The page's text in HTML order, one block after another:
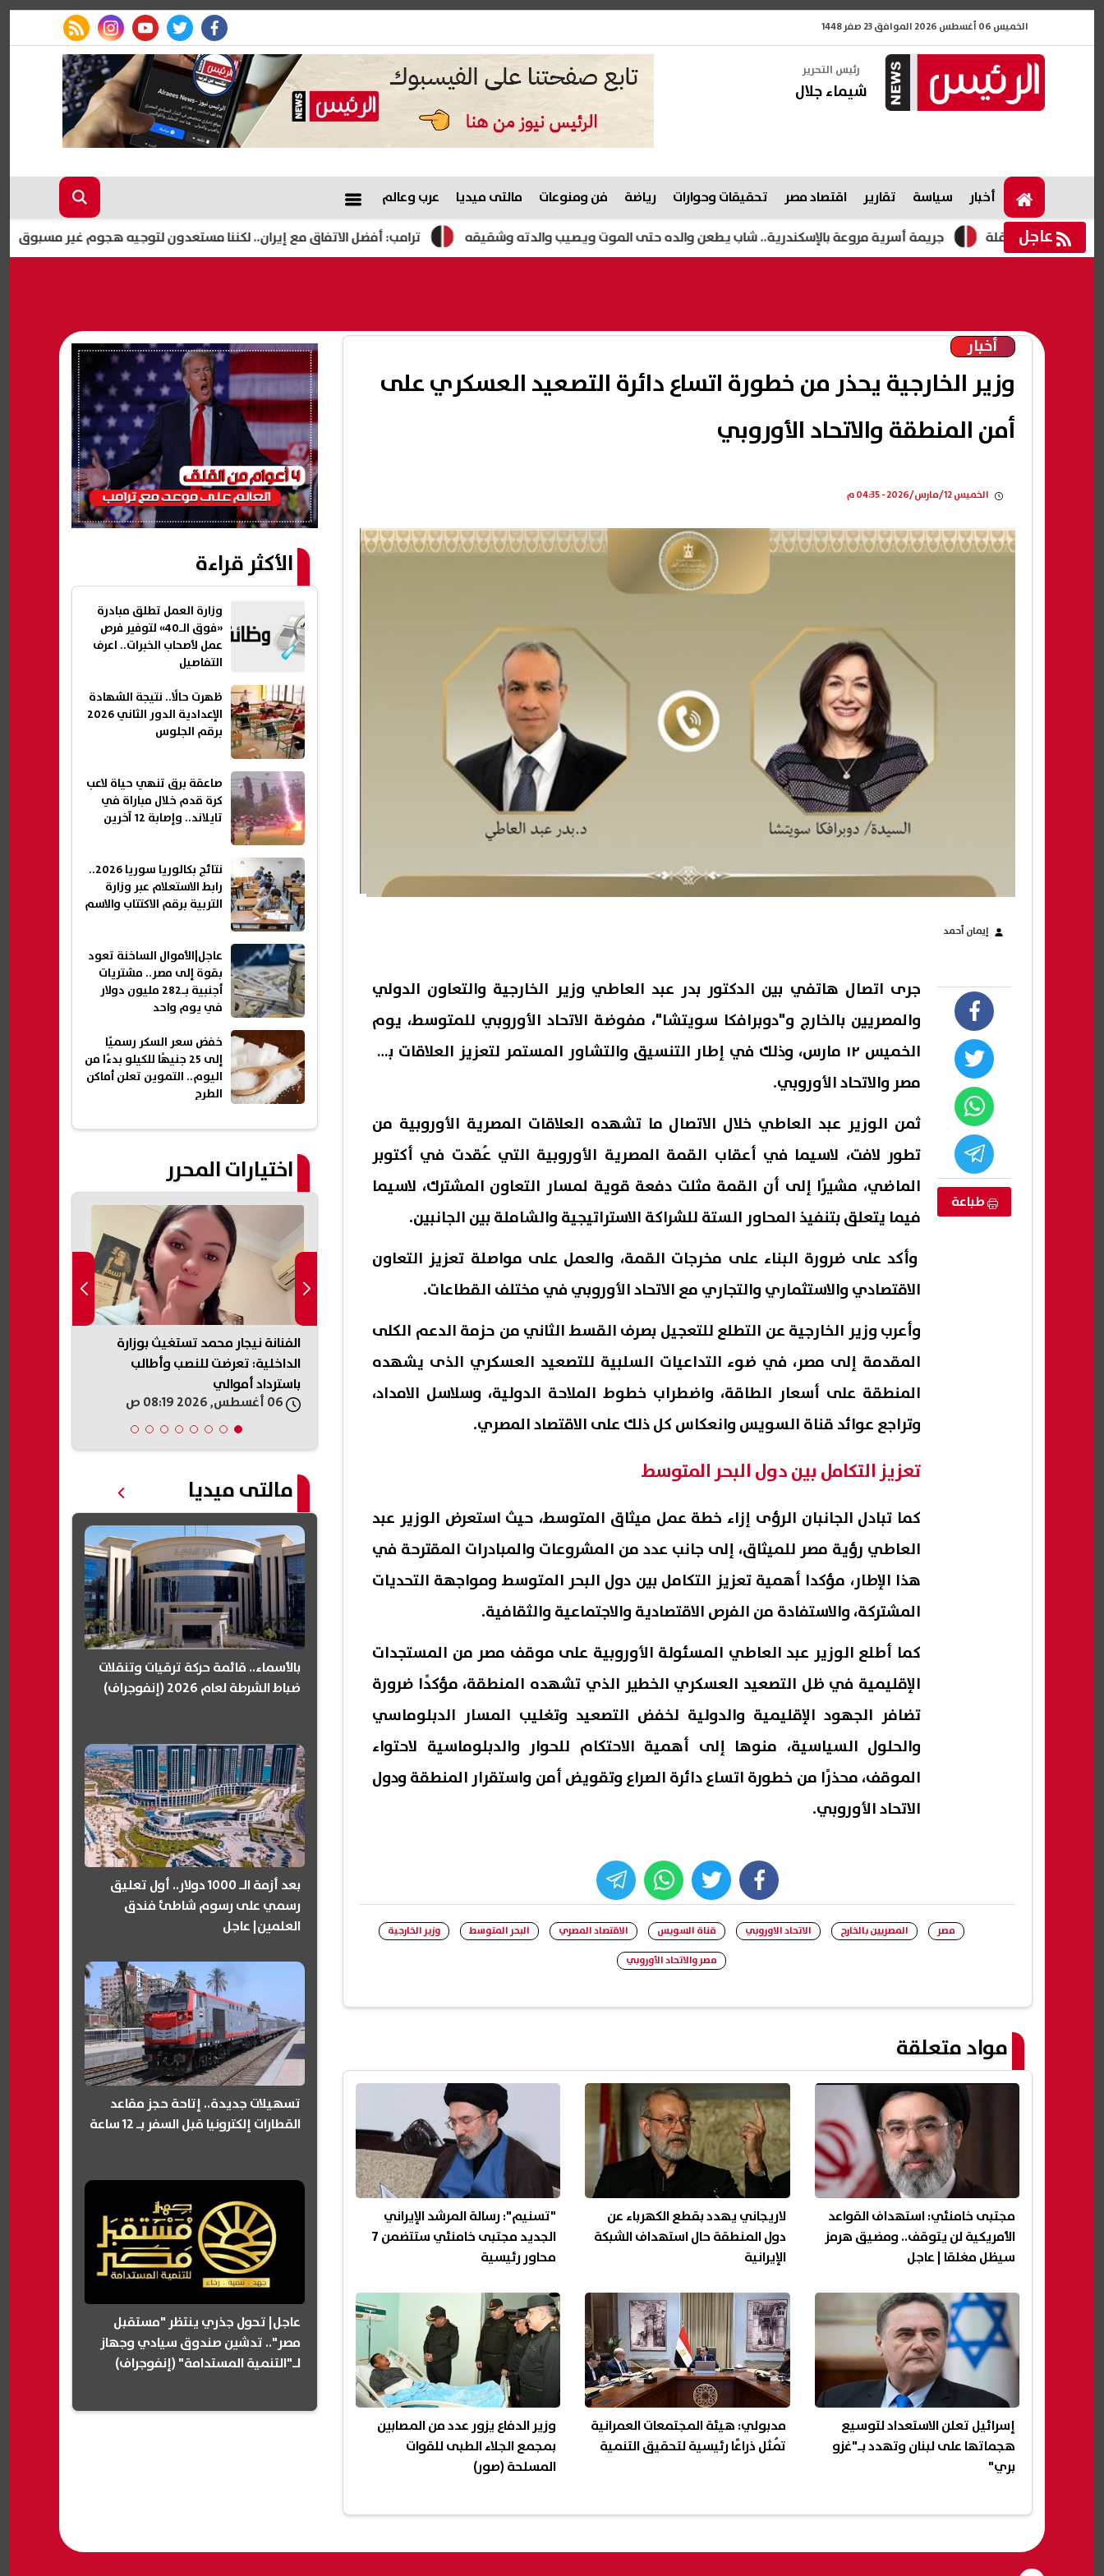
الخميس 06 أغسطس 2026 الموافق 23 صفر 1448
facebook
twitter
youtube
instagram
rss feed
رئيس التحرير
شيماء جلال
أخبار سياسة تقارير اقتصاد مصر تحقيقات وحوارات رياضة فن ومنوعات مالتى ميديا عرب وعالم
عاجل ترامب: أفضل الاتفاق مع إيران.. لكننا مستعدون لتوجيه هجوم غير مسبوق إذا فشلت جريمة أسرية مروعة بالإسكندرية.. شاب يطعن والده حتى الموت ويصيب والدته وشقيقه
أخبار
وزير الخارجية يحذر من خطورة اتساع دائرة التصعيد العسكري على
أمن المنطقة والاتحاد الأوروبي
الخميس 12/مارس/2026 - 04:35 م
إيمان أحمد
طباعة
جرى اتصال هاتفي بين الدكتور بدر عبد العاطي وزير الخارجية والتعاون الدولي
والمصريين بالخارج و"دوبرافكا سويتشا"، مفوضة الاتحاد الأوروبي للمتوسط، يوم
الخميس ١٢ مارس، وذلك في إطار التنسيق والتشاور المستمر لتعزيز العلاقات بين
مصر والاتحاد الأوروبي.
ثمن الوزير عبد العاطي خلال الاتصال ما تشهده العلاقات المصرية الأوروبية من
تطور لافت، لاسيما في أعقاب القمة المصرية الأوروبية التي عُقدت في أكتوبر
الماضي، مشيرًا إلى أن القمة مثلت دفعة قوية لمسار التعاون المشترك، لاسيما
فيما يتعلق بتنفيذ المحاور الستة للشراكة الاستراتيجية والشاملة بين الجانبين.
وأكد على ضرورة البناء على مخرجات القمة، والعمل على مواصلة تعزيز التعاون
الاقتصادي والاستثماري والتجاري مع الاتحاد الأوروبي في مختلف القطاعات.
وأعرب وزير الخارجية عن التطلع للتعجيل بصرف القسط الثاني من حزمة الدعم الكلى
المقدمة إلى مصر، في ضوء التداعيات السلبية للتصعيد العسكري الذى يشهده
المنطقة على أسعار الطاقة، واضطراب خطوط الملاحة الدولية، وسلاسل الامداد،
وتراجع عوائد قناة السويس وانعكاس كل ذلك على الاقتصاد المصري.
تعزيز التكامل بين دول البحر المتوسط
كما تبادل الجانبان الرؤى إزاء خطة عمل ميثاق المتوسط، حيث استعرض الوزير عبد
العاطي رؤية مصر للميثاق، إلى جانب عدد من المشروعات والمبادرات المقترحة في
هذا الإطار، مؤكدا أهمية تعزيز التكامل بين دول البحر المتوسط ومواجهة التحديات
المشتركة، والاستفادة من الفرص الاقتصادية والاجتماعية والثقافية.
كما أطلع الوزير عبد العاطي المسئولة الأوروبية على موقف مصر من المستجدات
الإقليمية في ظل التصعيد العسكري الخطير الذي تشهده المنطقة، مؤكدًا ضرورة
تضافر الجهود الإقليمية والدولية لخفض التصعيد وتغليب المسار الدبلوماسي
والحلول السياسية، منوها إلى أهمية الاحتكام للحوار والدبلوماسية لاحتواء
الموقف، محذرًا من خطورة اتساع دائرة الصراع وتقويض أمن واستقرار المنطقة ودول
الاتحاد الأوروبي.
facebook
twitter
whats
مصر المصريين بالخارج الاتحاد الاوروبي قناة السويس الاقتصاد المصري البحر المتوسط
وزير الخارجية
مصر والاتحاد الأوروبي
مواد متعلقة
مجتبى خامنئي: استهداف القواعد
الأمريكية لن يتوقف.. ومضيق هرمز
سيظل مغلقا | عاجل
لاريجاني يهدد بقطع الكهرباء عن
دول المنطقة حال استهداف الشبكة
الإيرانية
"تسنيم": رسالة المرشد الإيراني
الجديد مجتبى خامنئي ستتضمن 7
محاور رئيسية
إسرائيل تعلن الاستعداد لتوسيع
هجماتها على لبنان وتهدد بـ"غزو
بري"
مدبولي: هيئة المجتمعات العمرانية
تُمثل ذراعًا رئيسية لتحقيق التنمية
وزير الدفاع يزور عدد من المصابين
بمجمع الجلاء الطبى للقوات
المسلحة (صور)
الأكثر قراءة
وزارة العمل تطلق مبادرة
«فوق الـ40» لتوفير فرص
عمل لأصحاب الخبرات.. اعرف
التفاصيل
ظهرت حالًا.. نتيجة الشهادة
الإعدادية الدور الثاني 2026
برقم الجلوس
صاعقة برق تنهي حياة لاعب
كرة قدم خلال مباراة في
تايلاند.. وإصابة 12 آخرين
نتائج بكالوريا سوريا 2026..
رابط الاستعلام عبر وزارة
التربية برقم الاكتتاب والاسم
عاجل|الأموال الساخنة تعود
بقوة إلى مصر.. مشتريات
أجنبية بـ282 مليون دولار
في يوم واحد
خفض سعر السكر رسميًا
إلى 25 جنيهًا للكيلو بدءًا من
اليوم.. التموين تعلن أماكن
الطرح
اختيارات المحرر
قرعة كأس الكونفدرالية الإفريقية
2026-2027 بمشاركة الأهلي وزد
اليوم.. الموعد والقنوات الناقلة
منظمة الصحة العالمية تحذر: تفشي
إيبولا في الكونغو يتسارع والإصابات
تتضاعف أسبوعيًا
هجوم بالسكين في قلب لندن.. إصابة
4 أشخاص والشرطة تعتقل امرأة
06 أغسطس, 2026 04:01 ص
الفنانة نيجار محمد تستغيث بوزارة
الداخلية: تعرضت للنصب وأطالب
باسترداد أموالي
مالتى ميديا
بالأسماء.. قائمة حركة ترقيات وتنقلات
ضباط الشرطة لعام 2026 (إنفوجراف)
بعد أزمة الـ 1000 دولار.. أول تعليق
رسمي على رسوم شاطئ فندق
العلمين| عاجل
تسهيلات جديدة.. إتاحة حجز مقاعد
القطارات إلكترونيا قبل السفر بـ 12 ساعة
عاجل| تحول جذري ينتظر "مستقبل
مصر".. تدشين صندوق سيادي وجهاز
لـ"التنمية المستدامة" (إنفوجراف)